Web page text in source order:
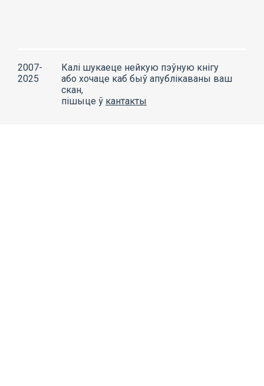
2007-
2025
Калі шукаеце нейкую пэўную кнігу
або хочаце каб быў апублікаваны ваш
скан,
пішыце ў кантакты